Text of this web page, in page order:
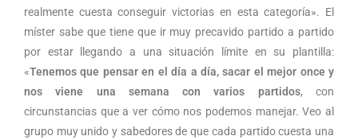
realmente cuesta conseguir victorias en esta categoría». El
míster sabe que tiene que ir muy precavido partido a partido
por estar llegando a una situación límite en su plantilla:
«Tenemos que pensar en el día a día, sacar el mejor once y
nos viene una semana con varios partidos, con
circunstancias que a ver cómo nos podemos manejar. Veo al
grupo muy unido y sabedores de que cada partido cuesta una